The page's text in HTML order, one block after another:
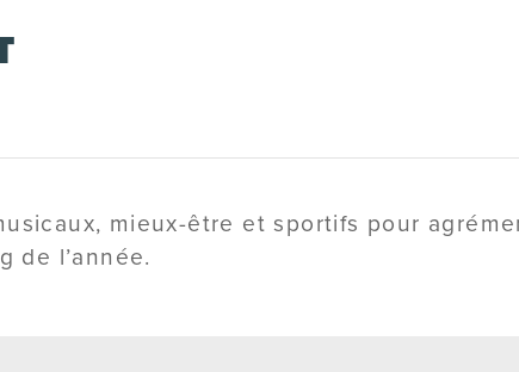
mieux-être et sportifs pour
de l’année.